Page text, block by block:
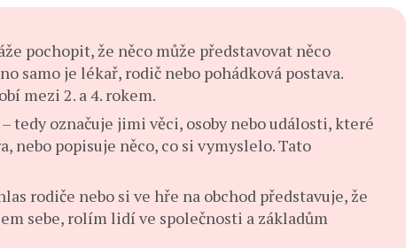
pochopit, že něco může představovat něco
samo je lékař, rodič nebo pohádková postava.
mezi 2. a 4. rokem.
tedy označuje jimi věci, osoby nebo události, které
nebo popisuje něco, co si vymyslelo. Tato
rodiče nebo si ve hře na obchod představuje, že
sebe, rolím lidí ve společnosti a základům